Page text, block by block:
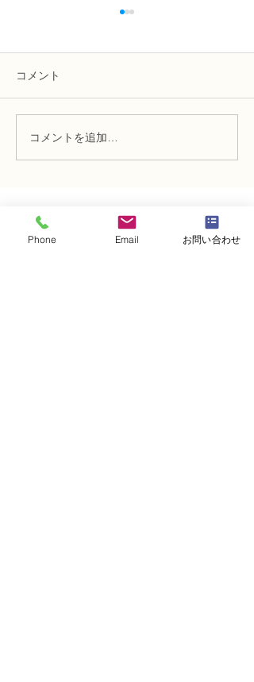
NFD講師研究科コース
「木枠の壁飾り」
コメント
コメントを追加…
体験レッスンコース
・ フラワー装飾技能検定コース
Phone Email お問い合わせ